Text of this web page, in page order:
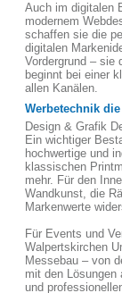
Auch im digitalen
modernem
schaffen sie die
digitalen
Vordergrund – sie
beginnt bei einer
allen Kanälen.
Werbetechnik
Design & Grafik
Ein wichtiger
hochwertige und
klassischen
mehr. Für den
Wandkunst, die
Markenwerte
Für Events und
Walpertskirchen
Messebau – von
mit den Lösungen
und